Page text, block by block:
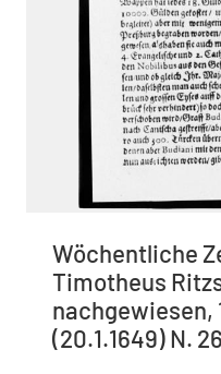
Wöchentliche
Timotheus
nachgewiesen,
(20.1.1649) N.